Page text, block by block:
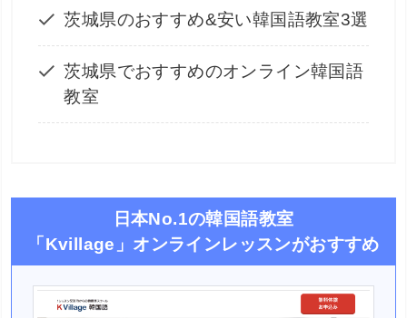
茨城県のおすすめ&安い韓国語教室3選
茨城県でおすすめのオンライン韓国語
教室
日本No.1の韓国語教室
「Kvillage」オンラインレッスンがおすすめ